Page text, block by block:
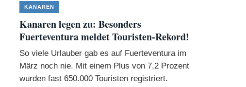
KANAREN
Kanaren legen zu: Besonders
Fuerteventura meldet Touristen-Rekord!
So viele Urlauber gab es auf Fuerteventura im
März noch nie. Mit einem Plus von 7,2 Prozent
wurden fast 650.000 Touristen registriert.